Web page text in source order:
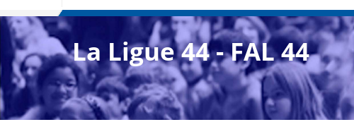
Campagne Laïcité annuelle
Ressources Laïcité
Journée de formations-actions SECD
Exposition "La France e(s)t moi"
Les actions du réseauCampagne de mobilisation
Podcast TMTC
Le CDAL 44
Nos interventions en milieu scolaire
Laïcité à l'école
Racisme et discriminations
Campagne - Liré
Ville - Nantes
Lutte contre le décrochage scolaire
Médiation par les pairs
Restauration scolaire
CQP Animateur.rice Sportif
BPJEPS MAPS éducateur.trice sportif.ve
BPJEPS ASEC - Animateur.trice socio-culturel
Catalogue Pause Méridienne
PSC - Secourisme
BAFA - Animateur.rice de colos
Junior Association
Portraits de volontaires
En groupe à la Turmelière
Group'AVélo
En groupe en Pays de la Loire
Projet éducatif de la Ligue
UNAT Pays de la Loire
Aides au départ en vacancesDécouvrir Vacances Pour Tous
Réserver sa colo en ligne
Colos apprenantes
Partir avec Vacances Passion
Réserver ses vacances en ligne
Réseau sportif UFOLEPCRVA de Loire-Atlantique
Formations LFL
Devenir bénévole
Projections
La Ligue 44 - FAL 44